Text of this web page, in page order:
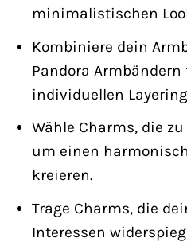
minimalistischen
Kombiniere dein
Pandora
individuellen
Wähle Charms, die
um einen
kreieren.
Trage Charms, die
Interessen